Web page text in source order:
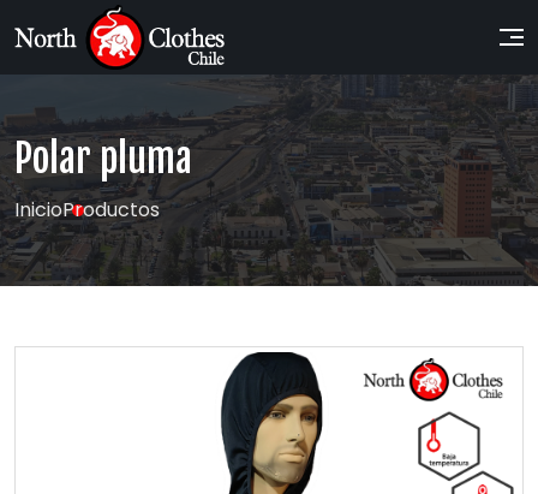
Polar pluma
InicioProductos